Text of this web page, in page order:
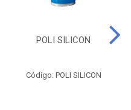
POLI SILICON
Código: POLI SILICON